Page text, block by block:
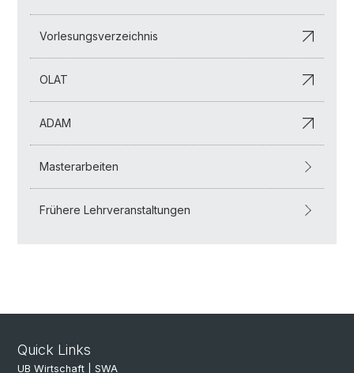
Vorlesungsverzeichnis
OLAT
ADAM
Masterarbeiten
Frühere Lehrveranstaltungen
Quick Links
UB Wirtschaft | SWA